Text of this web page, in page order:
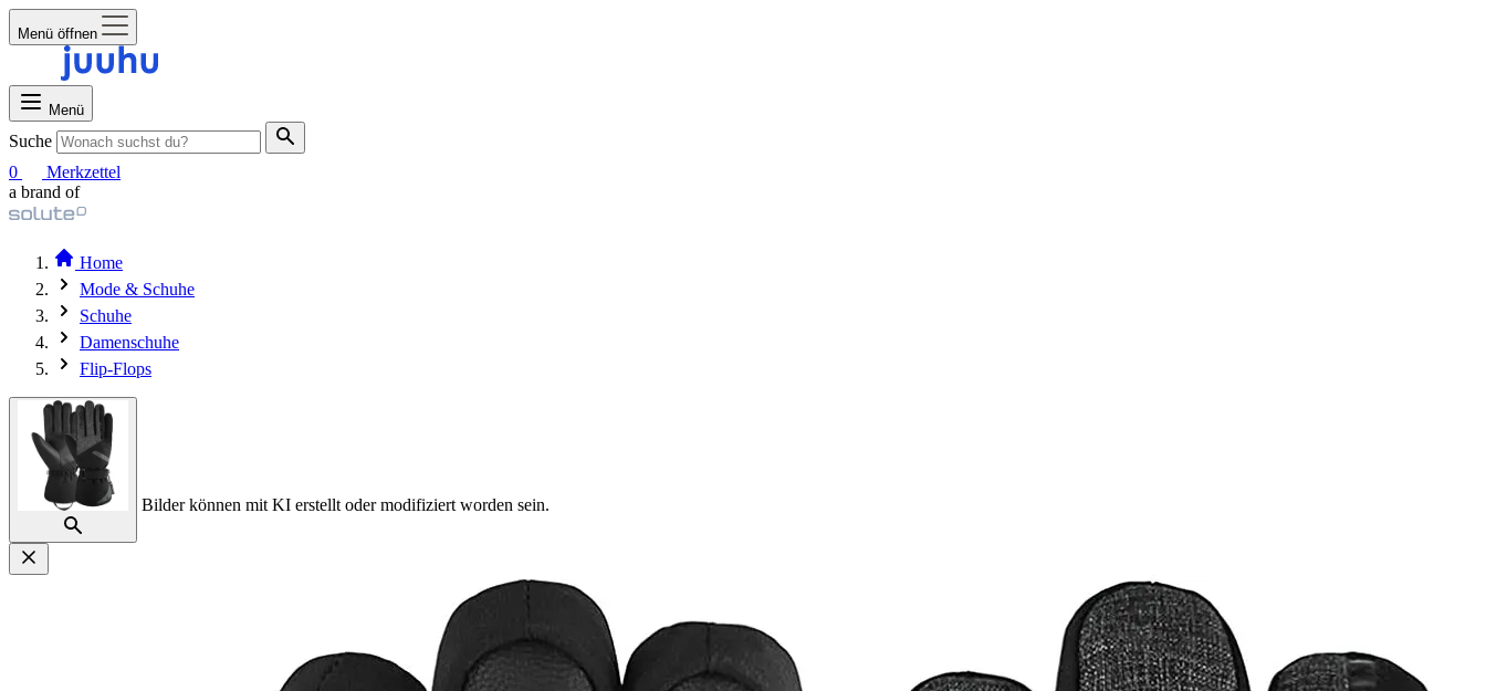
Menü öffnen
Menü
Suche
0
Merkzettel
a brand of
Home
Mode & Schuhe
Schuhe
Damenschuhe
Flip-Flops
Bilder können mit KI erstellt oder modifiziert worden sein.